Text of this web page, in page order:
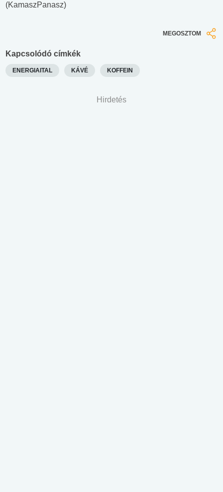
(KamaszPanasz)
MEGOSZTOM
Kapcsolódó címkék
ENERGIAITAL KÁVÉ KOFFEIN
Hirdetés